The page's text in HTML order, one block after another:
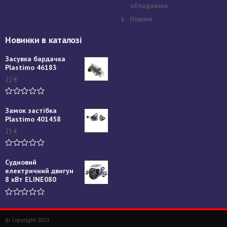
обладнання
Новини
Новинки в каталозі
Засувка бардачка
Plastimo 46183
22 €
Замок застібка
Plastimo 401458
25 €
Судновий
електричний двигун
8 кВт ELINE080
© Copyright 2023